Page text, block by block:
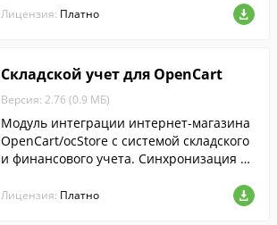
Лицензия: Платно
Складской учет для OpenCart
Версия: 2.76 (0.9 МБ)
Модуль интеграции интернет-магазина
OpenCart/ocStore с системой складского
и финансового учета. Синхронизация то
ов.
Лицензия: Платно